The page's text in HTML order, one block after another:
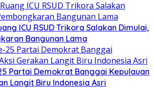
ICU RSUD Trikora Salakan Dimulai,
Bangunan Lama
Partai Demokrat Banggai Kepulauan
Langit Biru Indonesia Asri